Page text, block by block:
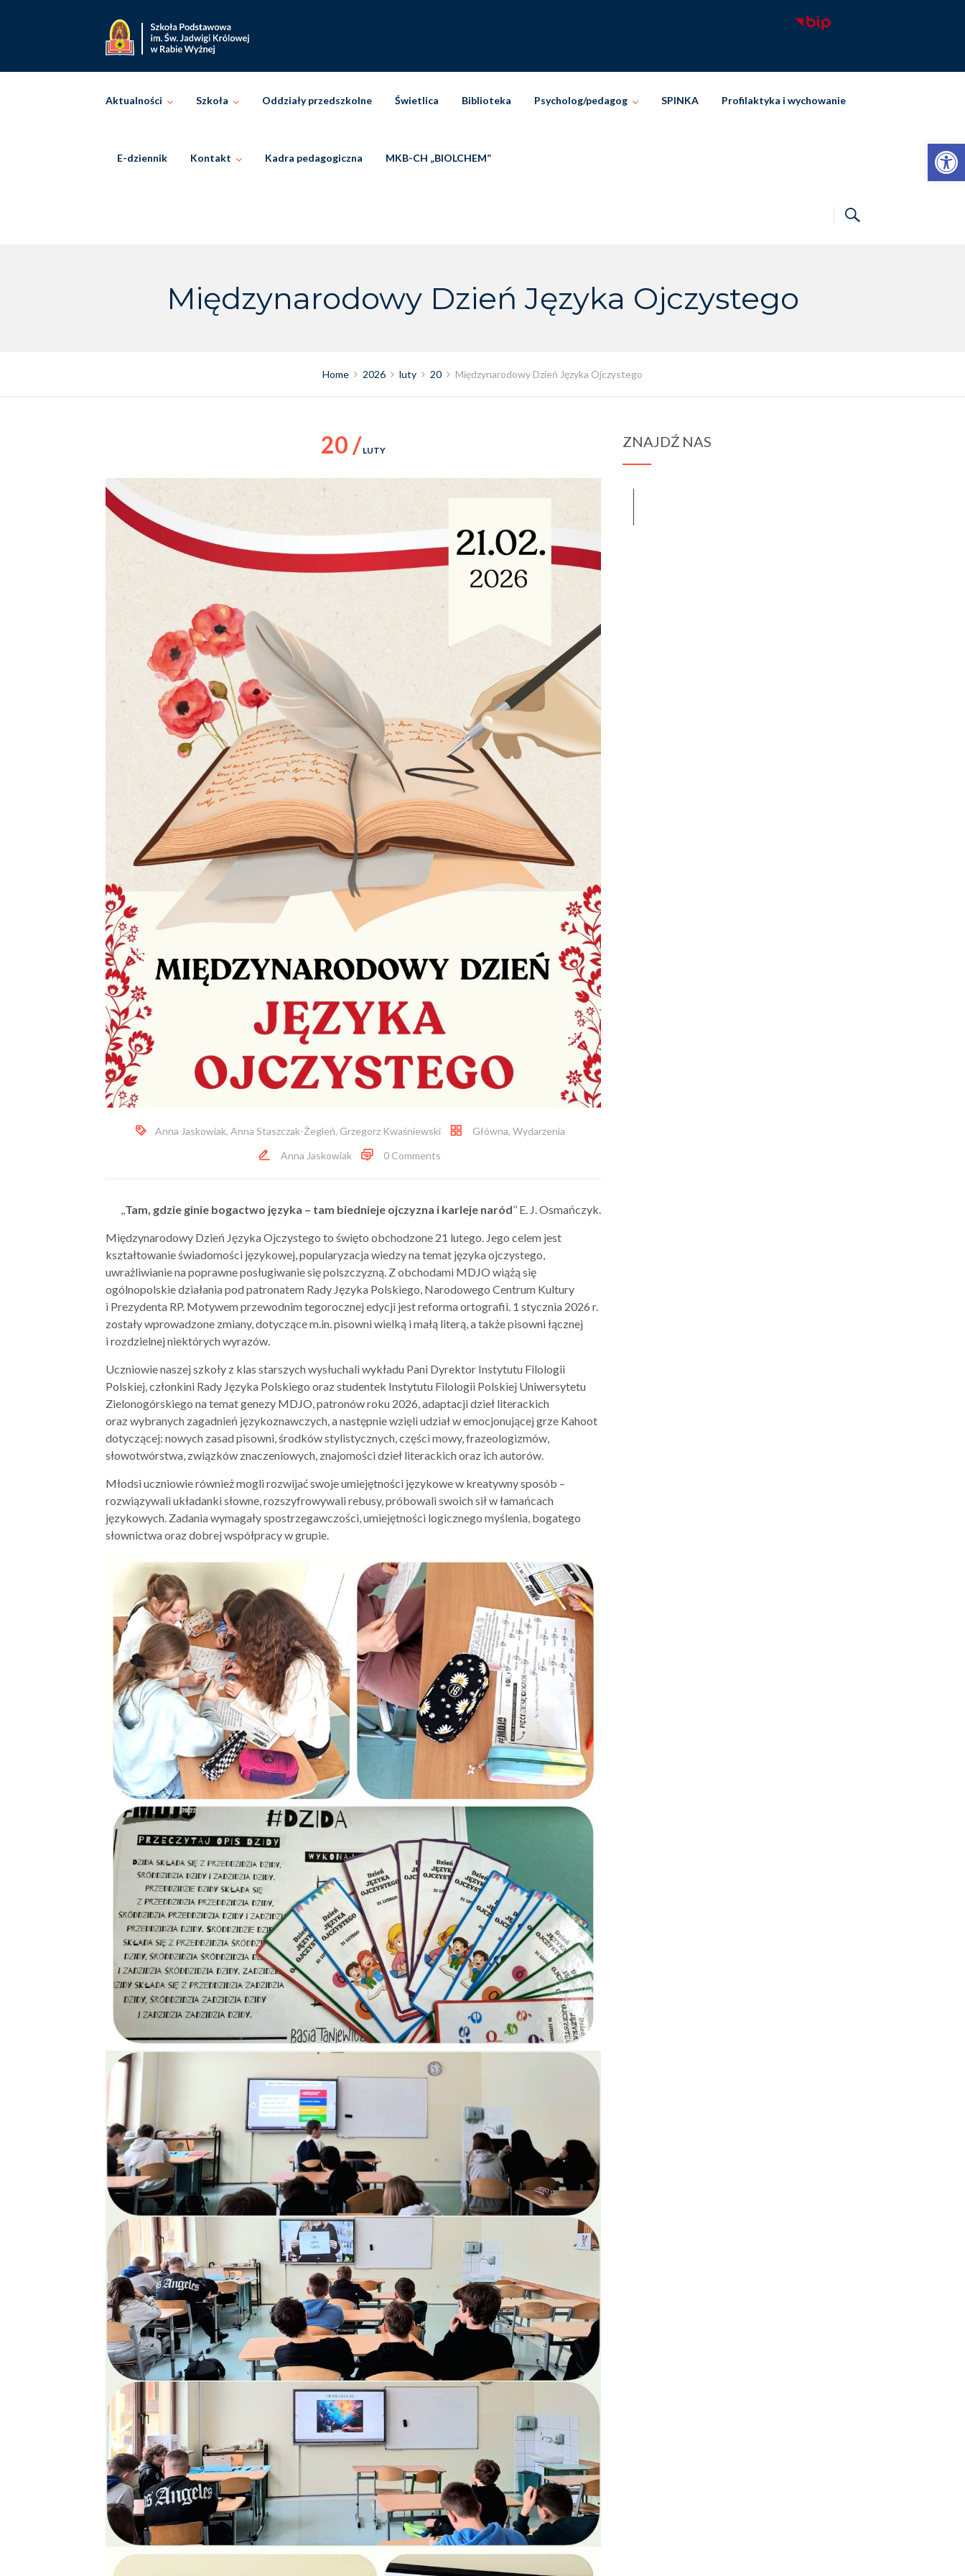
Otwórz pasek narzędzi
Aktualności Szkoła Oddziały przedszkolne Świetlica Biblioteka Psycholog/pedagog SPINKA Profilaktyka i wychowanie
E-dziennik Kontakt Kadra pedagogiczna MKB-CH „BIOLCHEM”
Międzynarodowy Dzień Języka Ojczystego
Home 2026 luty 20 Międzynarodowy Dzień Języka Ojczystego
20 / LUTY
Anna Jaskowiak, Anna Staszczak-Żegleń, Grzegorz Kwaśniewski Główna, Wydarzenia
Anna Jaskowiak
0 Comments
,,Tam, gdzie ginie bogactwo języka – tam biednieje ojczyzna i karleje naród’’ E. J. Osmańczyk.
Międzynarodowy Dzień Języka Ojczystego to święto obchodzone 21 lutego. Jego celem jest
kształtowanie świadomości językowej, popularyzacja wiedzy na temat języka ojczystego,
uwrażliwianie na poprawne posługiwanie się polszczyzną. Z obchodami MDJO wiążą się
ogólnopolskie działania pod patronatem Rady Języka Polskiego, Narodowego Centrum Kultury
i Prezydenta RP. Motywem przewodnim tegorocznej edycji jest reforma ortografii. 1 stycznia 2026 r.
zostały wprowadzone zmiany, dotyczące m.in. pisowni wielką i małą literą, a także pisowni łącznej
i rozdzielnej niektórych wyrazów.
Uczniowie naszej szkoły z klas starszych wysłuchali wykładu Pani Dyrektor Instytutu Filologii
Polskiej, członkini Rady Języka Polskiego oraz studentek Instytutu Filologii Polskiej Uniwersytetu
Zielonogórskiego na temat genezy MDJO, patronów roku 2026, adaptacji dzieł literackich
oraz wybranych zagadnień językoznawczych, a następnie wzięli udział w emocjonującej grze Kahoot
dotyczącej: nowych zasad pisowni, środków stylistycznych, części mowy, frazeologizmów,
słowotwórstwa, związków znaczeniowych, znajomości dzieł literackich oraz ich autorów.
Młodsi uczniowie również mogli rozwijać swoje umiejętności językowe w kreatywny sposób –
rozwiązywali układanki słowne, rozszyfrowywali rebusy, próbowali swoich sił w łamańcach
językowych. Zadania wymagały spostrzegawczości, umiejętności logicznego myślenia, bogatego
słownictwa oraz dobrej współpracy w grupie.
ZNAJDŹ NAS